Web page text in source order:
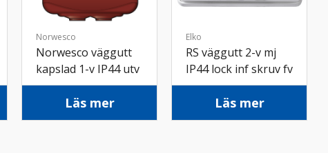
Norwesco
Norwesco väggutt
kapslad 1-v IP44 utv
faluröd
Läs mer
Elko
RS väggutt 2-v mj
IP44 lock inf skruv fv
Läs mer